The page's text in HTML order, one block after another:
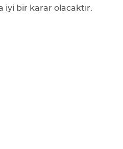
iyi bir karar olacaktır.